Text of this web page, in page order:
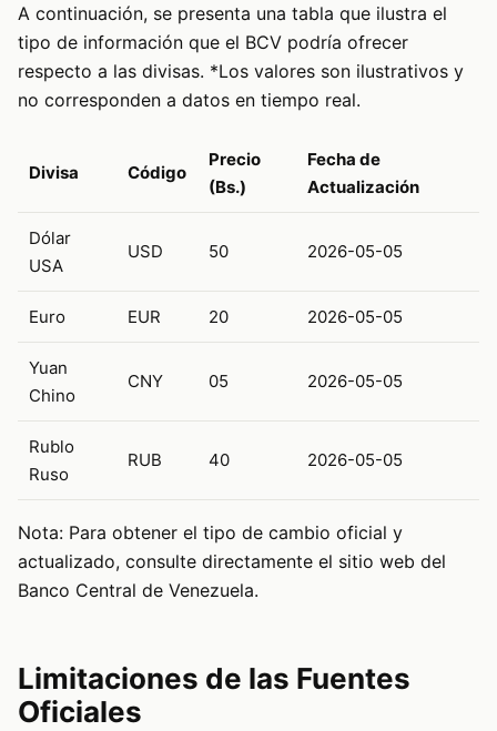
A continuación, se presenta una tabla que ilustra el
tipo de información que el BCV podría ofrecer
respecto a las divisas. *Los valores son ilustrativos y
no corresponden a datos en tiempo real.
Divisa Código
Precio
(Bs.)
Fecha de
Actualización
Dólar
USA
USD 50 2026-05-05
Euro EUR 20 2026-05-05
Yuan
Chino
CNY 05 2026-05-05
Rublo
Ruso
RUB 40 2026-05-05
Nota: Para obtener el tipo de cambio oficial y
actualizado, consulte directamente el sitio web del
Banco Central de Venezuela.
Limitaciones de las Fuentes
Oficiales